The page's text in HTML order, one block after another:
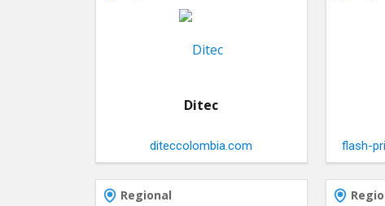
Ditec
diteccolombia.com flash-
Regional